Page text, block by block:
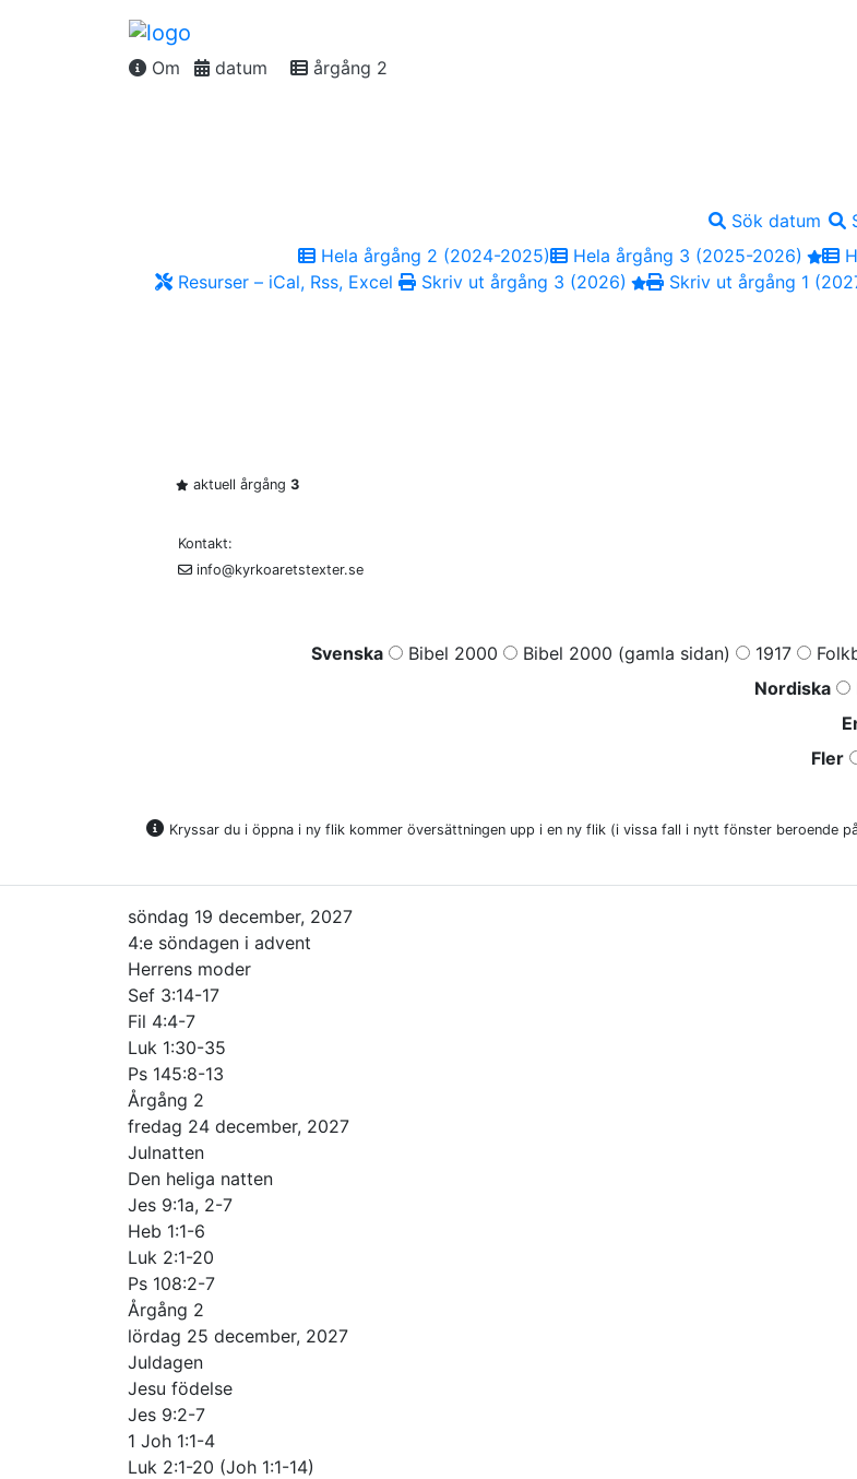
Om datum årgång 2
Sök datum
Hela årgång 2 (2024-2025)
Hela årgång 3 (2025-2026)
Resurser – iCal, Rss, Excel
Skriv ut årgång 3 (2026) Skriv ut årgång 1
aktuell årgång 3
Kontakt:
info@kyrkoaretstexter.se
Svenska Bibel 2000 Bibel 2000 (gamla sidan) 1917
Nordiska
Fler
Kryssar du i öppna i ny flik kommer översättningen upp i en ny flik (i vissa fall i nytt fönster beroende
söndag 19 december, 2027
4:e söndagen i advent
Herrens moder
Sef 3:14-17
Fil 4:4-7
Luk 1:30-35
Ps 145:8-13
Årgång 2
fredag 24 december, 2027
Julnatten
Den heliga natten
Jes 9:1a, 2-7
Heb 1:1-6
Luk 2:1-20
Ps 108:2-7
Årgång 2
lördag 25 december, 2027
Juldagen
Jesu födelse
Jes 9:2-7
1 Joh 1:1-4
Luk 2:1-20 (Joh 1:1-14)